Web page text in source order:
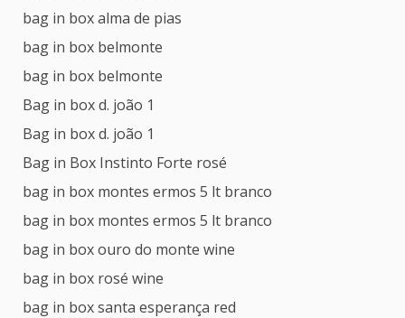
bag in box alma de pias
bag in box belmonte
bag in box belmonte
Bag in box d. joão 1
Bag in box d. joão 1
Bag in Box Instinto Forte rosé
bag in box montes ermos 5 lt branco
bag in box montes ermos 5 lt branco
bag in box ouro do monte wine
bag in box rosé wine
bag in box santa esperança red